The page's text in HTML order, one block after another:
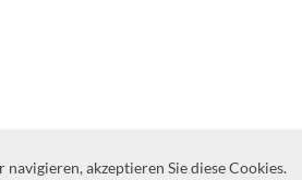
akzeptieren Sie diese Cookies.